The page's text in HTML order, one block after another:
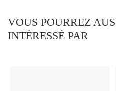
VOUS POURREZ
INTÉRESSÉ PAR